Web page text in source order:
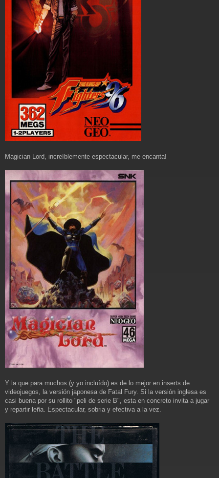
Magician Lord, increíblemente espectacular, me encanta!
Y la que para muchos (y yo incluído) es de lo mejor en inserts de
videojuegos, la versión japonesa de Fatal Fury. Si la versión inglesa es
casi buena por su rollito "peli de serie B", esta en concreto invita a jugar
y repartir leña. Espectacular, sobria y efectiva a la vez.